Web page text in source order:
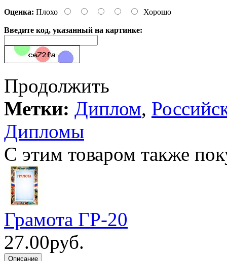
Оценка: Плохо Хорошо
Введите код, указанный на картинке:
Продолжить
Метки: Диплом,
Дипломы
С этим товаром также
Грамота ГР-20
27.00руб.